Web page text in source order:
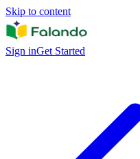
Skip to content
Sign inGet Started